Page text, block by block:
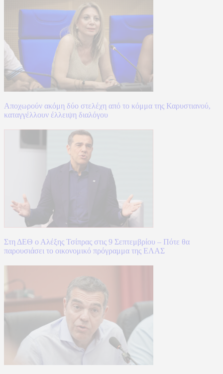
Αποχωρούν ακόμη δύο στελέχη από το κόμμα της Καρυστιανού,
καταγγέλλουν έλλειψη διαλόγου
Στη ΔΕΘ ο Αλέξης Τσίπρας στις 9 Σεπτεμβρίου – Πότε θα
παρουσιάσει το οικονομικό πρόγραμμα της ΕΛΑΣ